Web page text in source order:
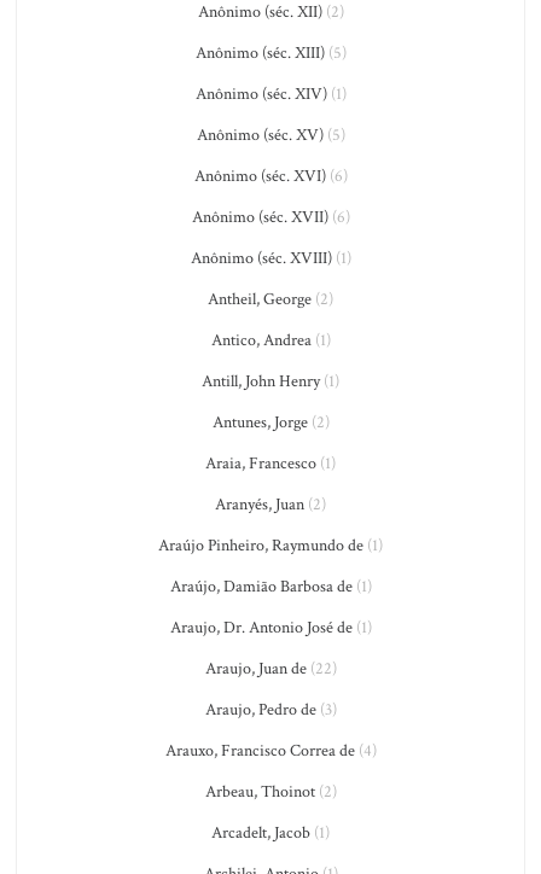
Anônimo (séc. XII)(2)
Anônimo (séc. XIII)(5)
Anônimo (séc. XIV)(1)
Anônimo (séc. XV)(5)
Anônimo (séc. XVI)(6)
Anônimo (séc. XVII)(6)
Anônimo (séc. XVIII)(1)
Antheil, George (2)
Antico, Andrea(1)
Antill, John Henry(1)
Antunes, Jorge(2)
Araia, Francesco (1)
Aranyés, Juan (2)
Araújo Pinheiro, Raymundo de (1)
Araújo, Damião Barbosa de(1)
Araujo, Dr. Antonio José de(1)
Araujo, Juan de(22)
Araujo, Pedro de(3)
Arauxo, Francisco Correa de(4)
Arbeau, Thoinot(2)
Arcadelt, Jacob (1)